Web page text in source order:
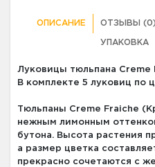
ОПИСАНИЕ ОТЗЫВЫ (0)
УПАКОВКА
Луковицы тюльпана
В комплекте 5 луковиц по
Тюльпаны Creme Fraiche
нежным лимонным
бутона. Высота растения
а размер цветка
прекрасно сочетаются с